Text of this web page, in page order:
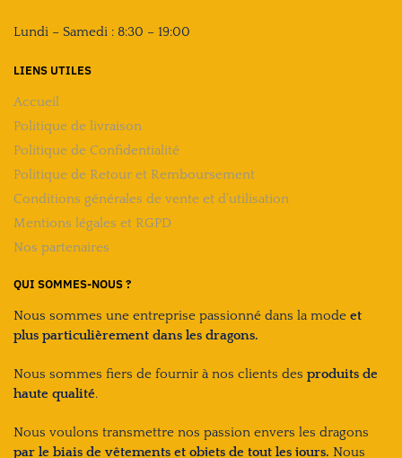
Lundi – Samedi : 8:30 – 19:00
LIENS UTILES
Accueil
Politique de livraison
Politique de Confidentialité
Politique de Retour et Remboursement
Conditions générales de vente et d’utilisation
Mentions légales et RGPD
Nos partenaires
QUI SOMMES-NOUS ?
Nous sommes une entreprise passionné dans la mode et
plus particulièrement dans les dragons.
Nous sommes fiers de fournir à nos clients des produits de
haute qualité.
Nous voulons transmettre nos passion envers les dragons
par le biais de vêtements et objets de tout les jours. Nous